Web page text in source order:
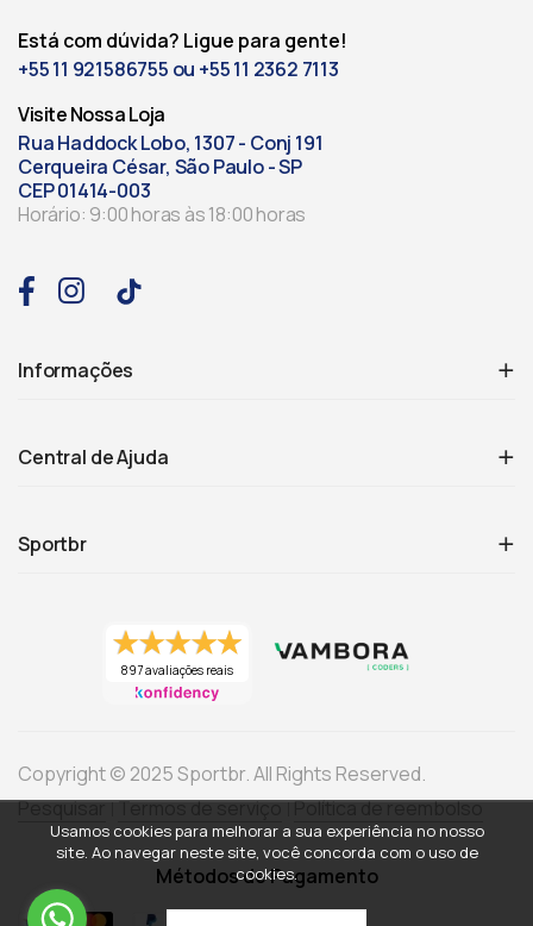
Está com dúvida? Ligue para gente!
+55 11 921586755 ou +55 11 2362 7113
Visite Nossa Loja
Rua Haddock Lobo, 1307 - Conj 191
Cerqueira César, São Paulo - SP
CEP 01414-003
Horário: 9:00 horas às 18:00 horas
Informações
Central de Ajuda
Sportbr
897 avaliações reais
Copyright © 2025 Sportbr. All Rights Reserved.
Pesquisar Termos de serviço Política de reembolso
Métodos de Pagamento
Usamos cookies para melhorar a sua experiência no nosso
site. Ao navegar neste site, você concorda com o uso de
cookies.